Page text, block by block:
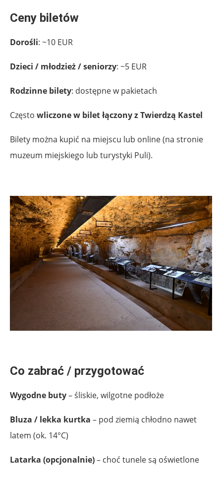
Ceny biletów
Dorośli: ~10 EUR
Dzieci / młodzież / seniorzy: ~5 EUR
Rodzinne bilety: dostępne w pakietach
Często wliczone w bilet łączony z Twierdzą Kastel
Bilety można kupić na miejscu lub online (na stronie
muzeum miejskiego lub turystyki Puli).
Co zabrać / przygotować
Wygodne buty– śliskie, wilgotne podłoże
Bluza / lekka kurtka – pod ziemią chłodno nawet
latem (ok. 14°C)
Latarka (opcjonalnie)– choć tunele są oświetlone